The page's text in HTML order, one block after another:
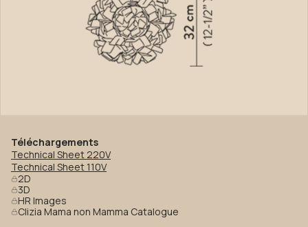
Téléchargements
Technical Sheet 220V
Technical Sheet 110V
2D
3D
HR Images
Clizia Mama non Mamma Catalogue